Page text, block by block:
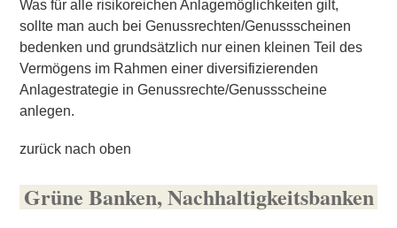
Was für alle risikoreichen Anlagemöglichkeiten gilt,
sollte man auch bei Genussrechten/Genussscheinen
bedenken und grundsätzlich nur einen kleinen Teil des
Vermögens im Rahmen einerdiversifizierenden
Anlagestrategie in Genussrechte/Genussscheine
anlegen.
zurück nach oben
Grüne Banken, Nachhaltigkeitsbanken